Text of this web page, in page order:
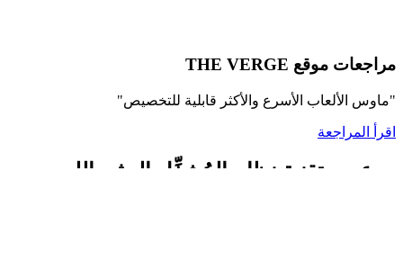
مراجعات موقع THE VERGE
"ماوس الألعاب الأسرع والأكثر قابلية للتخصيص"
اقرأ المراجعة
مدعوم بتقنية نظام المُشغِّل الحثي اللمسي